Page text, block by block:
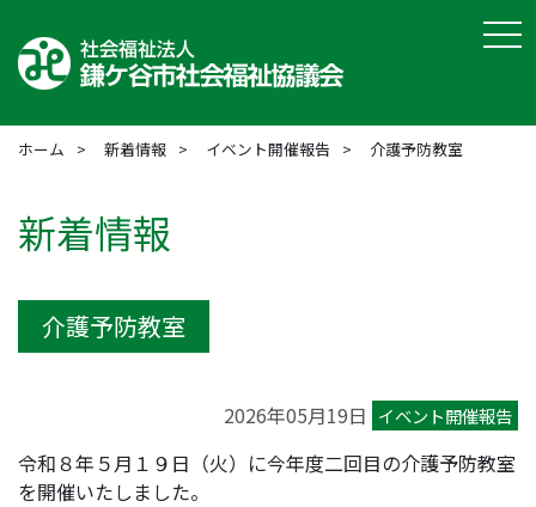
ホーム 新着情報 イベント開催報告 介護予防教室
新着情報
介護予防教室
2026年05月19日 イベント開催報告
令和８年５月１９日（火）に今年度二回目の介護予防教室
を開催いたしました。